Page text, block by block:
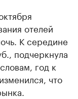
отелей
К середине
подчеркнула
год к
что